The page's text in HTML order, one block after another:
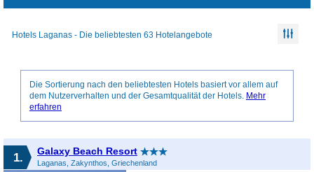
Hotels Laganas - Die beliebtesten 63 Hotelangebote
Die Sortierung nach den beliebtesten Hotels basiert vor allem auf
dem Nutzerverhalten und der Gesamtqualität der Hotels. Mehr
erfahren
1. Galaxy Beach Resort
Laganas, Zakynthos, Griechenland